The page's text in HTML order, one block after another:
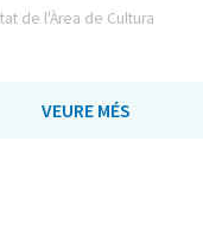
de l'Àrea de Cultura
VEURE MÉS